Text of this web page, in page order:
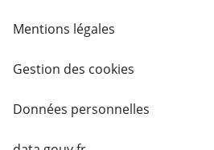
Mentions légales
Gestion des cookies
Données personnelles